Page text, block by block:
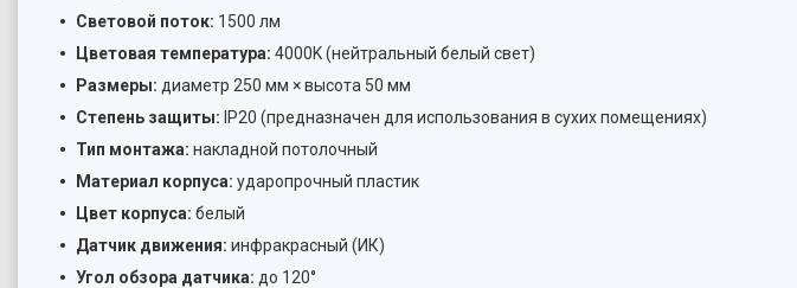
Световой поток: 1500 лм
Цветовая температура: 4000K (нейтральный белый свет)
Размеры: диаметр 250 мм × высота 50 мм
Степень защиты: IP20 (предназначен для использования в сухих помещениях)
Тип монтажа: накладной потолочный
Материал корпуса: ударопрочный пластик
Цвет корпуса: белый
Датчик движения: инфракрасный (ИК)
Угол обзора датчика: до 120°